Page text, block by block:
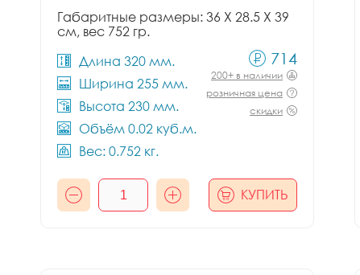
Габаритные размеры: 36 X 28.5 X 39
см, вес 752 гр.
Длина 320 мм.
Ширина 255 мм.
Высота 230 мм.
Объём 0.02 куб.м.
Вес: 0.752 кг.
714
200+ в наличии
розничная цена
скидки
КУПИТЬ